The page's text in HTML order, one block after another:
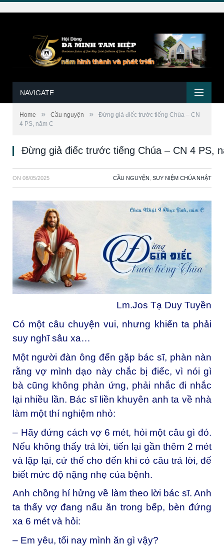
NAVIGATE
Home » Cầu nguyện »
Đừng giả điếc trước tiếng Chúa – CN
4 PS, năm C
Đừng giả điếc trước tiếng Chúa – CN 4 PS,
ON 08/05/2025 CẦU NGUYỆN SUY NIỆM CHÚA NHẬT
Lm.Jos Tạ Duy Tuyền
Có một câu chuyện vui, nhưng khiến ta phải
suy nghĩ sâu xa…
Một người đàn ông đến gặp bác sĩ, phàn nàn
rằng vợ mình dạo này chắc bị điếc, vì nói gì
bà cũng không phản ứng, phải nhắc đi nhắc
lại nhiều lần. Bác sĩ liền khuyên anh ta về nhà
làm một thí nghiệm nhỏ:
– Hãy đứng cách vợ 6 mét, hỏi một câu gì đó.
Nếu không thấy trả lời, tiến lại gần thêm 2 mét
và lặp lại, cứ thế cho đến khi có câu trả lời, để
biết mức độ nặng nhẹ của bệnh.
Anh chồng hí hửng về làm theo lời bác sĩ. Anh
ta thấy vợ đang nấu ăn trong bếp, bèn đứng
xa 6 mét và hỏi:
– Em yêu, tối nay mình ăn gì vậy?